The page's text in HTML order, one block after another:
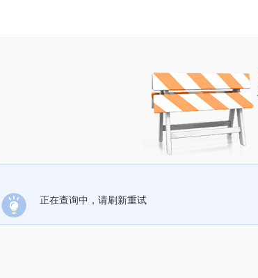
正在查询中，请刷新重试